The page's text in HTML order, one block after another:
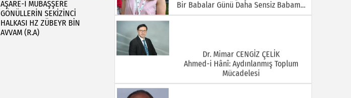
AŞARE-İ MÜBAŞŞERE
GÖNÜLLERİN SEKİZİNCİ
HALKASI HZ ZÜBEYR BİN
AVVAM (R.A)
Bir Babalar Günü Daha Sensiz Babam…
Dr. Mimar CENGİZ ÇELİK
Ahmed-i Hânî: Aydınlanmış Toplum
Mücadelesi